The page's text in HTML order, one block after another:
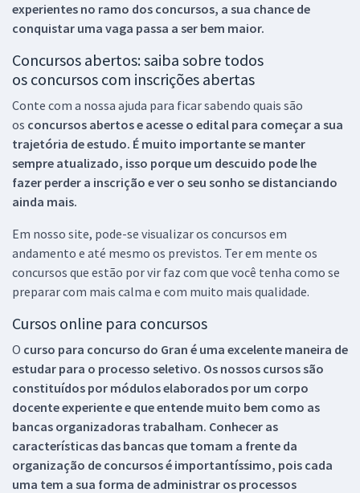
experientes no ramo dos concursos, a sua chance de
conquistar uma vaga passa a ser bem maior.
Concursos abertos: saiba sobre todos
os concursos com inscrições abertas
Conte com a nossa ajuda para ficar sabendo quais são
os concursos abertos e acesse o edital para começar a sua
trajetória de estudo. É muito importante se manter
sempre atualizado, isso porque um descuido pode lhe
fazer perder a inscrição e ver o seu sonho se distanciando
ainda mais.
Em nosso site, pode-se visualizar os concursos em
andamento e até mesmo os previstos. Ter em mente os
concursos que estão por vir faz com que você tenha como se
preparar com mais calma e com muito mais qualidade.
Cursos online para concursos
O curso para concurso do Gran é uma excelente maneira de
estudar para o processo seletivo. Os nossos cursos são
constituídos por módulos elaborados por um corpo
docente experiente e que entende muito bem como as
bancas organizadoras trabalham. Conhecer as
características das bancas que tomam a frente da
organização de concursos é importantíssimo, pois cada
uma tem a sua forma de administrar os processos